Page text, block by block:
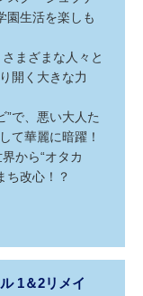
園生活を楽しも
まざまな人々と
開く大きな力
”で、悪い大人た
て華麗に暗躍！
から“オタカ
ち改心！？
1＆2リメイ